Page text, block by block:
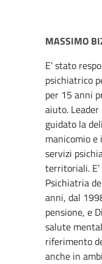
MASSIMO
E’ stato
psichiatrico
per 15 anni
aiuto.
guidato la
manicomio e
servizi
territoriali.
Psichiatria
anni, dal
pensione, e
salute
riferimento
anche in